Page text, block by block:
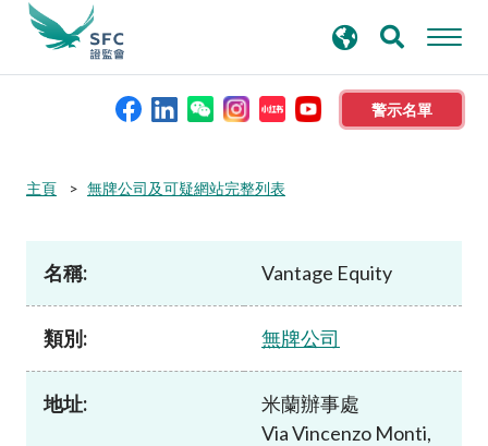
警示名單
本會簡介
規則及標準
資料庫
尋
主頁 無牌公司及可疑網站完整列表
名稱: Vantage Equity
類別: 無牌公司
地址:
米蘭辦事處
Via Vincenzo Monti,